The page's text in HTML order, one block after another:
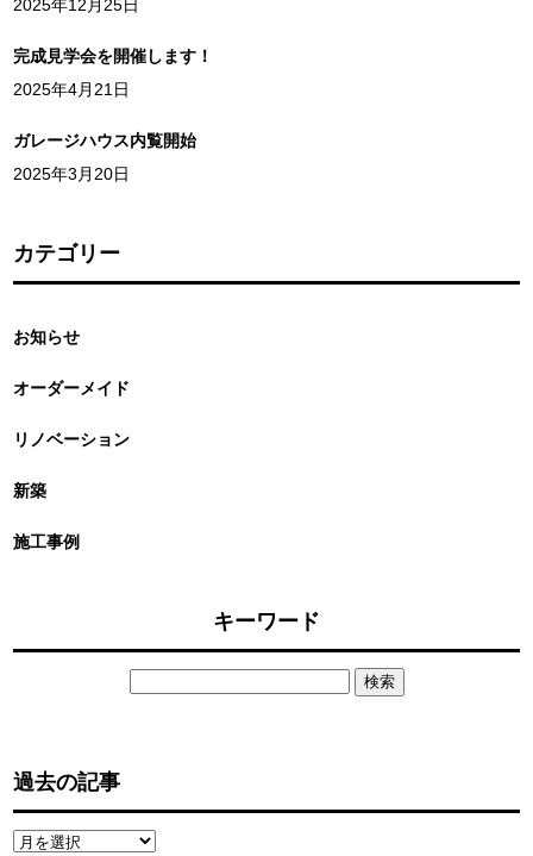
2025年12月25日
完成見学会を開催します！
2025年4月21日
ガレージハウス内覧開始
2025年3月20日
カテゴリー
お知らせ
オーダーメイド
リノベーション
新築
施工事例
キーワード
過去の記事
過